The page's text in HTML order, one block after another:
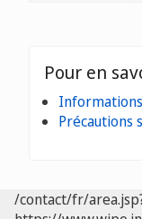
Pour en
Précautions
/contact/fr/